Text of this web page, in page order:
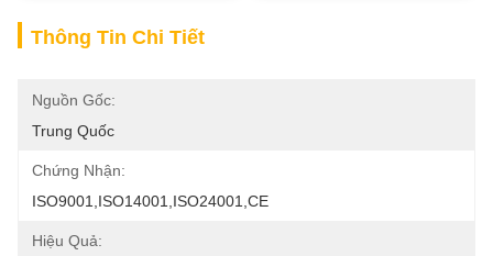
Thông Tin Chi Tiết
Nguồn Gốc:
Trung Quốc
Chứng Nhận:
ISO9001,ISO14001,ISO24001,CE
Hiệu Quả: